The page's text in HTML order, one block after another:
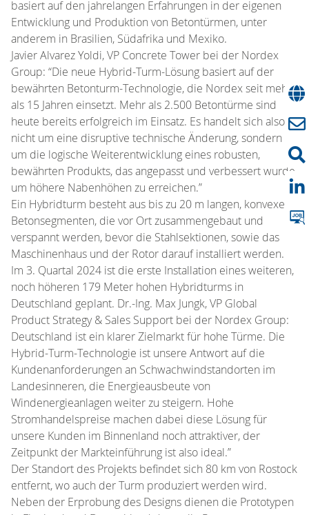
basiert auf den jahrelangen Erfahrungen in der eigenen
Entwicklung und Produktion von Betontürmen, unter
anderem in Brasilien, Südafrika und Mexiko.
Javier Alvarez Yoldi, VP Concrete Tower bei der Nordex
Group: “Die neue Hybrid-Turm-Lösung basiert auf der
bewährten Betonturm-Technologie, die Nordex seit mehr
als 15 Jahren einsetzt. Mehr als 2.500 Betontürme sind
heute bereits erfolgreich im Einsatz. Es handelt sich also
nicht um eine disruptive technische Änderung, sondern
um die logische Weiterentwicklung eines robusten,
bewährten Produkts, das angepasst und verbessert wurde,
um höhere Nabenhöhen zu erreichen.”
Ein Hybridturm besteht aus bis zu 20 m langen, konvexen
Betonsegmenten, die vor Ort zusammengebaut und
verspannt werden, bevor die Stahlsektionen, sowie das
Maschinenhaus und der Rotor darauf installiert werden.
Im 3. Quartal 2024 ist die erste Installation eines weiteren,
noch höheren 179 Meter hohen Hybridturms in
Deutschland geplant. Dr.-Ing. Max Jungk, VP Global
Product Strategy & Sales Support bei der Nordex Group:
Deutschland ist ein klarer Zielmarkt für hohe Türme. Die
Hybrid-Turm-Technologie ist unsere Antwort auf die
Kundenanforderungen an Schwachwindstandorten im
Landesinneren, die Energieausbeute von
Windenergieanlagen weiter zu steigern. Hohe
Stromhandelspreise machen dabei diese Lösung für
unsere Kunden im Binnenland noch attraktiver, der
Zeitpunkt der Markteinführung ist also ideal.”
Der Standort des Projekts befindet sich 80 km von Rostock
entfernt, wo auch der Turm produziert werden wird.
Neben der Erprobung des Designs dienen die Prototypen